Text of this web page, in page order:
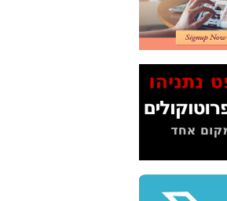
השר
-כאן
הבלוף
ואיך מסרסים
בסיליקון
ומפתחות
-כאן